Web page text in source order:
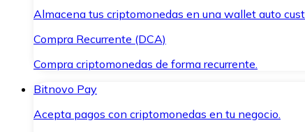
Almacena tus criptomonedas en una wallet auto
Compra Recurrente (DCA)
Compra criptomonedas de forma recurrente.
Bitnovo Pay
Acepta pagos con criptomonedas en tu negocio.